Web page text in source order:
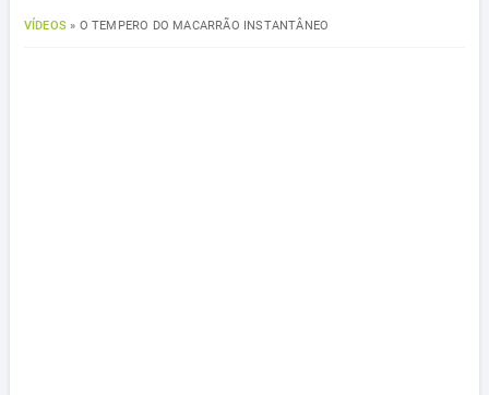
VÍDEOS» O TEMPERO DO MACARRÃO INSTANTÂNEO